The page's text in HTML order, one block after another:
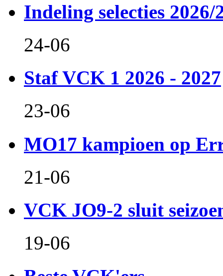
Indeling selecties 2026/
24-06
Staf VCK 1 2026 - 2027
23-06
MO17 kampioen op
21-06
VCK JO9-2 sluit
19-06